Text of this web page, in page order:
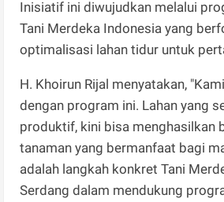
Inisiatif ini diwujudkan melalui
Tani Merdeka Indonesia yang
optimalisasi lahan tidur untuk
H. Khoirun Rijal menyatakan,
dengan program ini. Lahan yang
produktif, kini bisa menghasilkan
tanaman yang bermanfaat bagi
adalah langkah konkret Tani
Serdang dalam mendukung